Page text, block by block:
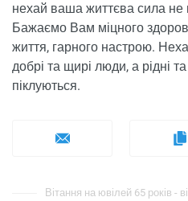
нехай ваша життєва сила не
Бажаємо Вам міцного
життя, гарного настрою.
добрі та щирі люди, а рідні та
піклуються.
Вітання на ювілей 65 років -